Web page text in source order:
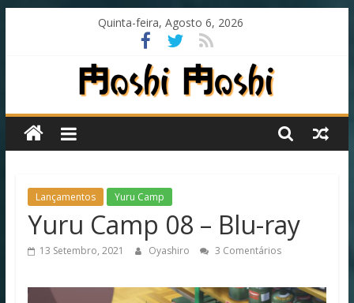
Quinta-feira, Agosto 6, 2026
Moshi
Moshi
Subs
fansub
de
Lançamentos Yuru Camp
Yuru Camp 08 – Blu-ray
13 Setembro, 2021 Oyashiro 3 Comentários